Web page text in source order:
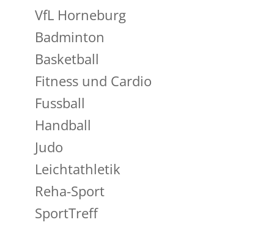
VfL Horneburg
Badminton
Basketball
Fitness und Cardio
Fussball
Handball
Judo
Leichtathletik
Reha-Sport
SportTreff